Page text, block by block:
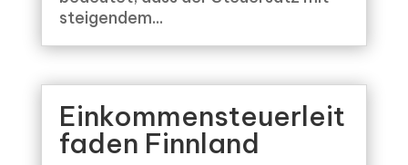
steigendem...
Einkommensteuerleit
faden Finnland